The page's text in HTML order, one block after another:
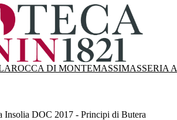
ROCCA DI MONTEMASSIMASSERIA
Insolia DOC 2017 - Principi di Butera